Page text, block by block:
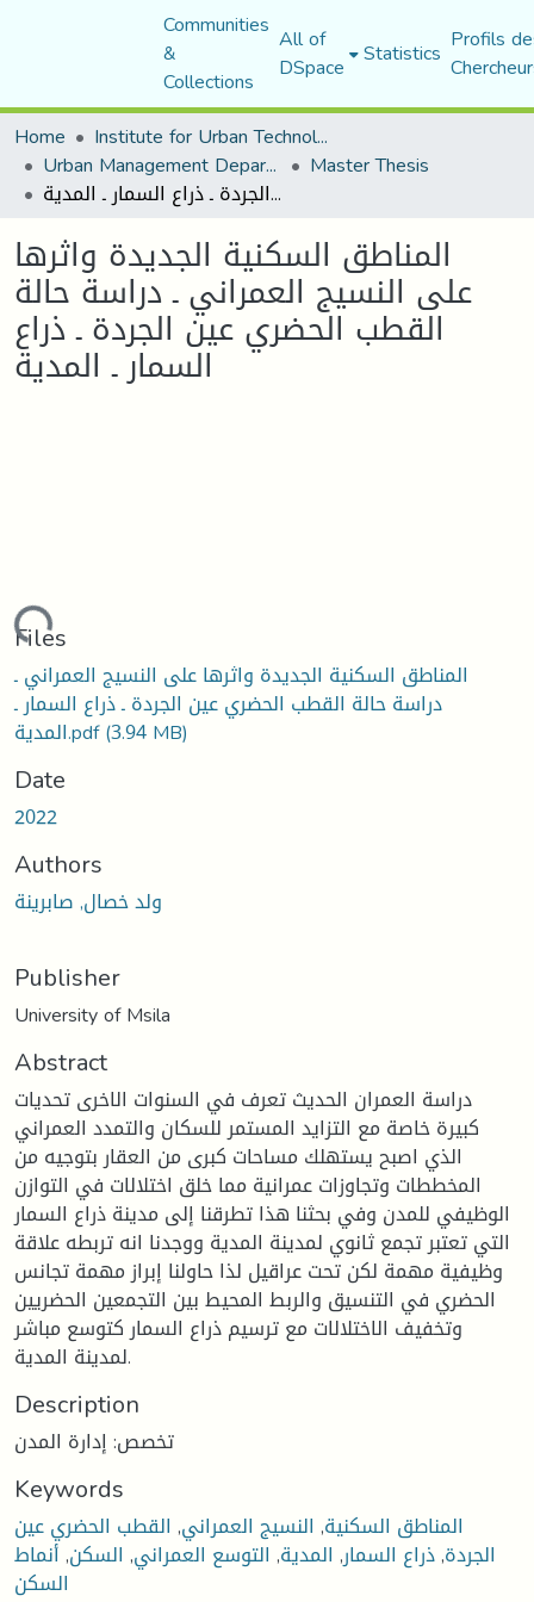
Communities
&
Collections
All of
DSpace Statistics Profils
Home
Institute for Urban Technology Management
Urban Management Department Master Thesis
المناطق السكنية الجديدة واثرها على النسيج العمراني ـ دراسة حالة القطب الحضري عين الجردة ـ ذراع السمار ـ المدية
المناطق السكنية الجديدة واثرها
على النسيج العمراني ـ دراسة حالة
القطب الحضري عين الجردة ـ ذراع
السمار ـ المدية
Files
المناطق السكنية الجديدة واثرها على النسيج العمراني ـ
دراسة حالة القطب الحضري عين الجردة ـ ذراع السمار ـ
المدية.pdf(3.94 MB)
Date
2022
Authors
ولد خصال, صابرينة
Publisher
University of Msila
Abstract
دراسة العمران الحديث تعرف في السنوات الاخرى تحديات
كبيرة خاصة مع التزايد المستمر للسكان والتمدد العمراني
الذي اصبح يستهلك مساحات كبرى من العقار بتوجيه من
المخططات وتجاوزات عمرانية مما خلق اختلالات في التوازن
الوظيفي للمدن وفي بحثنا هذا تطرقنا إلى مدينة ذراع السمار
التي تعتبر تجمع ثانوي لمدينة المدية ووجدنا انه تربطه علاقة
وظيفية مهمة لكن تحت عراقيل لذا حاولنا إبراز مهمة تجانس
الحضري في التنسيق والربط المحيط بين التجمعين الحضريين
وتخفيف الاختلالات مع ترسيم ذراع السمار كتوسع مباشر
لمدينة المدية.
Description
تخصص: إدارة المدن
Keywords
المناطق السكنية, النسيج العمراني, القطب الحضري عين
الجردة,ذراع السمار, المدية, التوسع العمراني, السكن,أنماط
السكن